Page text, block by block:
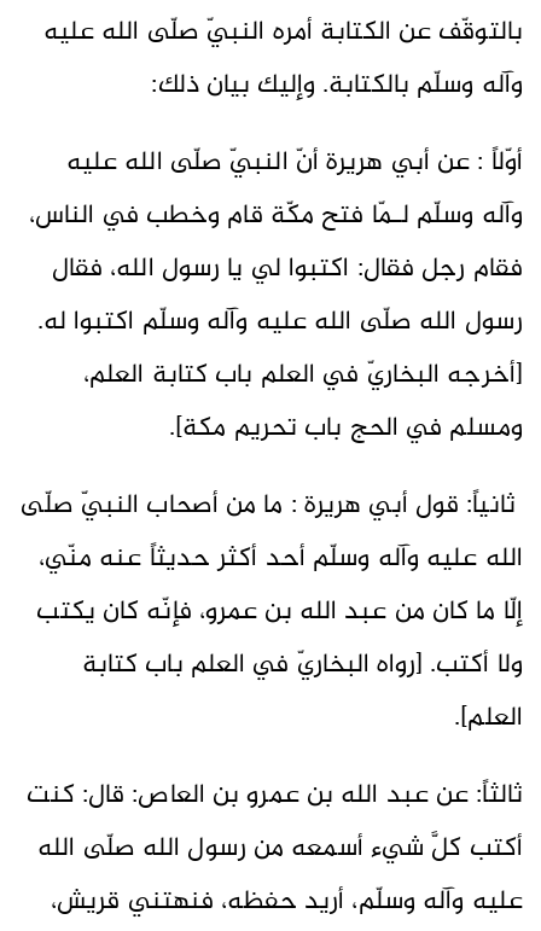
بالتوقّف عن الكتابة أمره النبيّ صلّى الله عليه
وآله وسلّم بالكتابة. وإليك بيان ذلك:
أوّلاً : عن أبي هريرة أنّ النبيّ صلّى الله عليه
وآله وسلّم لـمّا فتح مكّة قام وخطب في الناس،
فقام رجل فقال: اكتبوا لي يا رسول الله، فقال
رسول الله صلّى الله عليه وآله وسلّم اكتبوا له.
[أخرجه البخاريّ في العلم باب كتابة العلم،
ومسلم في الحج باب تحريم مكة].
ثانياً: قول أبي هريرة : ما من أصحاب النبيّ صلّى
الله عليه وآله وسلّم أحد أكثر حديثاً عنه منّي،
إلّا ما كان من عبد الله بن عمرو، فإنّه كان يكتب
ولا أكتب. [رواه البخاريّ في العلم باب كتابة
العلم].
ثالثاً: عن عبد الله بن عمرو بن العاص: قال: كنت
أكتب كلَّ شيء أسمعه من رسول الله صلّى الله
عليه وآله وسلّم، أريد حفظه، فنهتني قريش،